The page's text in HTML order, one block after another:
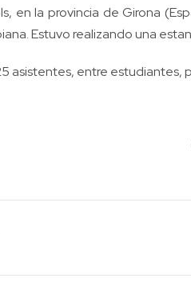
en la provincia de Girona
Estuvo realizando una
asistentes, entre